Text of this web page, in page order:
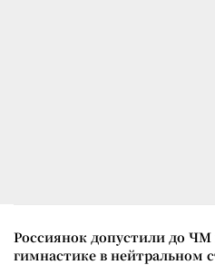
Россиянок допустили до ЧМ
гимнастике в нейтральном